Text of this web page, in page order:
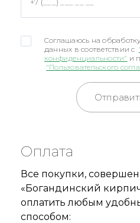
Соглашаюсь на
данных в соответствии с
конфиденциальности" и
"Пользовательского
Оплата
Все покупки,
«Богандинский
оплатить любым
способом: